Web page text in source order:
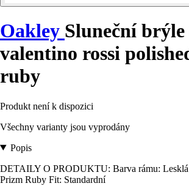
Oakley Sluneční
valentino rossi
ruby
Produkt není k dispozici
Všechny varianty jsou vyprodány
Popis
DETAILY O PRODUKTU: Barva rámu: Lesklá
Prizm Ruby Fit: Standardní